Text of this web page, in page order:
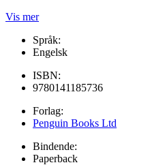
Vis mer
Språk:
Engelsk
ISBN:
9780141185736
Forlag:
Penguin Books Ltd
Bindende:
Paperback